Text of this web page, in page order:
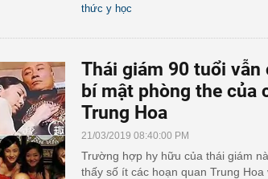
thức y học
Thái giám 90 tuổi vẫn
bí mật phòng the của
Trung Hoa
21/03/2019 08:40:00 PM
Trường hợp hy hữu của thái giám
thấy số ít các hoạn quan Trung